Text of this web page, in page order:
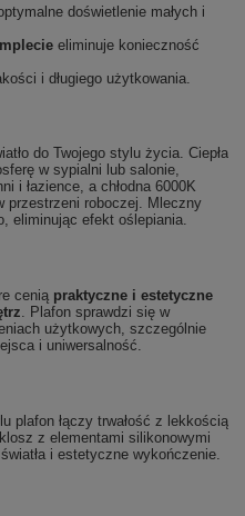
doświetlenie małych i
eliminuje konieczność
i długiego użytkowania.
do Twojego stylu życia. Ciepła
w sypialni lub salonie,
i łazience, a chłodna 6000K
przestrzeni roboczej. Mleczny
eliminując efekt oślepiania.
cenią praktyczne i estetyczne
. Plafon sprawdzi się w
użytkowych, szczególnie
i uniwersalność.
plafon łączy trwałość z lekkością
z elementami silikonowymi
i estetyczne wykończenie.